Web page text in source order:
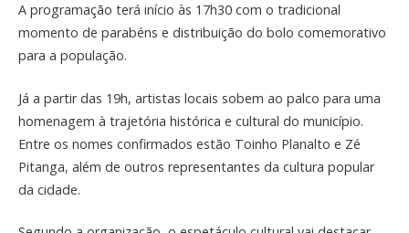
A programação terá início às 17h30 com o tradicional
momento de parabéns e distribuição do bolo comemorativo
para a população.
Já a partir das 19h, artistas locais sobem ao palco para uma
homenagem à trajetória histórica e cultural do município.
Entre os nomes confirmados estão Toinho Planalto e Zé
Pitanga, além de outros representantes da cultura popular
da cidade.